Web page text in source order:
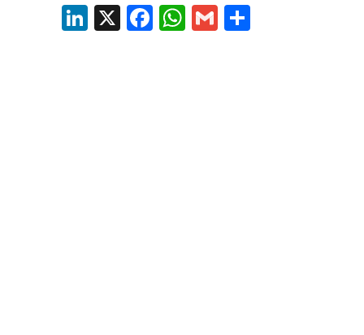
LinkedIn
X Facebook
WhatsApp
Gmail